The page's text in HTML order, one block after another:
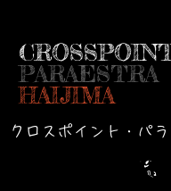
PARAESTRA
HAIJIMA
クロスポイント・パ